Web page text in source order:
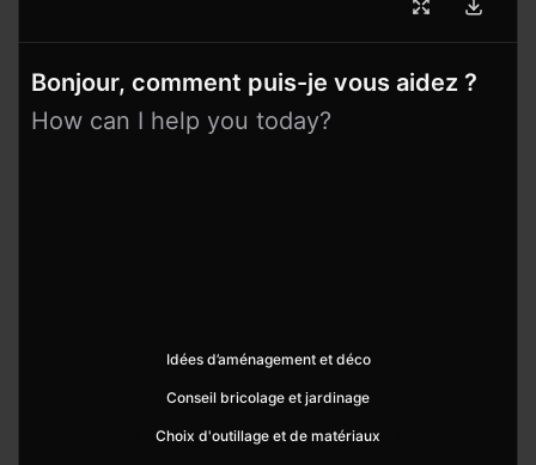
Bonjour, comment puis-je vous aidez ?
How can I help you today?
Idées d’aménagement et déco
Conseil bricolage et jardinage
Choix d'outillage et de matériaux